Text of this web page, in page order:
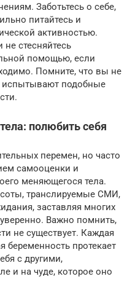
Заботьтесь о себе,
питайтесь и
активностью.
стесняйтесь
помощью, если
Помните, что вы не
подобные
полюбить себя
перемен, но часто
самооценки и
меняющегося тела.
транслируемые СМИ,
заставляя многих
Важно помнить,
не существует. Каждая
беременность протекает
с другими,
и на чуде, которое оно